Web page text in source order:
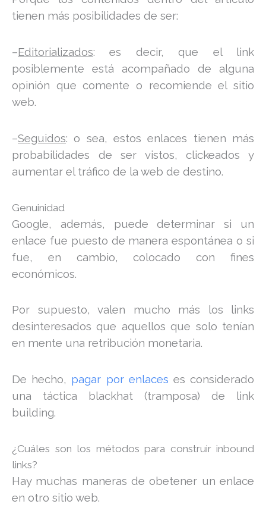
tienen más posibilidades de ser:
–Editorializados: es decir, que el link
posiblemente está acompañado de alguna
opinión que comente o recomiende el sitio
web.
–Seguidos: o sea, estos enlaces tienen más
probabilidades de ser vistos, clickeados y
aumentar el tráfico de la web de destino.
Genuinidad
Google, además, puede determinar si un
enlace fue puesto de manera espontánea o si
fue, en cambio, colocado con fines
económicos.
Por supuesto, valen mucho más los links
desinteresados que aquellos que solo tenían
en mente una retribución monetaria.
De hecho, pagar por enlaces es considerado
una táctica blackhat (tramposa) de link
building.
¿Cuáles son los métodos para construir inbound
links?
Hay muchas maneras de obetener un enlace
en otro sitio web.